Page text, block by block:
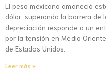
El peso mexicano amaneció
dólar, superando la barrera de
depreciación responde a un
por la tensión en Medio
de Estados Unidos.
Leer más »